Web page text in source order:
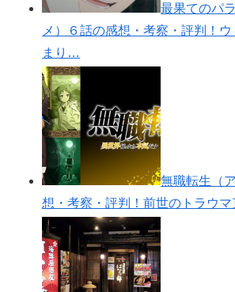
最果てのパ
メ）６話の感想・考察・評判！
まり…
無職転生（
想・考察・評判！前世のトラウマ